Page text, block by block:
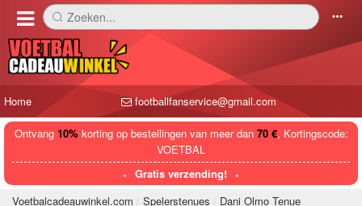
󰅼 Zoeken... 󰄒
Home footballfanservice@gmail.com
Ontvang 10%korting op bestellingen van meer dan 70 €, Kortingscode:
VOETBAL
Gratis verzending!
Voetbalcadeauwinkel.com
Spelerstenues Dani Olmo Tenue